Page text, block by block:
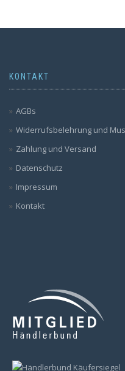
KONTAKT
AGBs
Widerrufsbelehrung und
Zahlung und Versand
Datenschutz
Impressum
Kontakt